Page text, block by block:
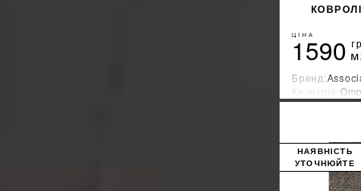
ЦІНА
1590
Бренд:
Колекція:
Країна-
НАЯВНІСТЬ
УТОЧНЮЙТЕ